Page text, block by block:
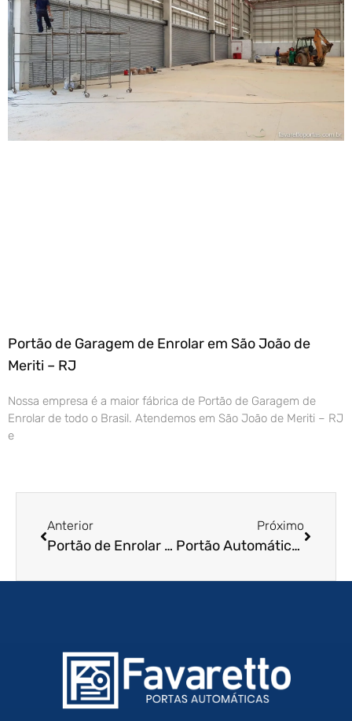
Portão de Garagem de Enrolar em São João de
Meriti – RJ
Nossa empresa é a maior fábrica de Portão de Garagem de
Enrolar de todo o Brasil. Atendemos em São João de Meriti – RJ
e
Anterior
Portão de Enrolar Residencial em São Carlos – SP
Próximo
Portão Automático de Enrolar em Piracicaba – SP